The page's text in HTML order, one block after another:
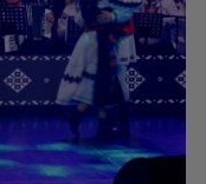
de atac ale